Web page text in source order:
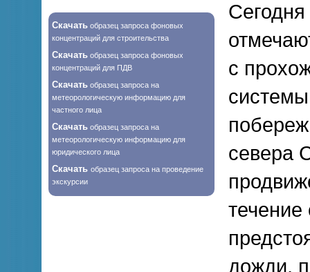
Скачать образец запроса фоновых
концентраций для строительства
Скачать образец запроса фоновых
концентраций для ПДВ
Скачать образец запроса на
метеорологическую информацию для
частного лица
Скачать образец запроса на
метеорологическую информацию для
юридического лица
Скачать образец запроса на проведение
экскурсии
с
севера
течение
дожди,